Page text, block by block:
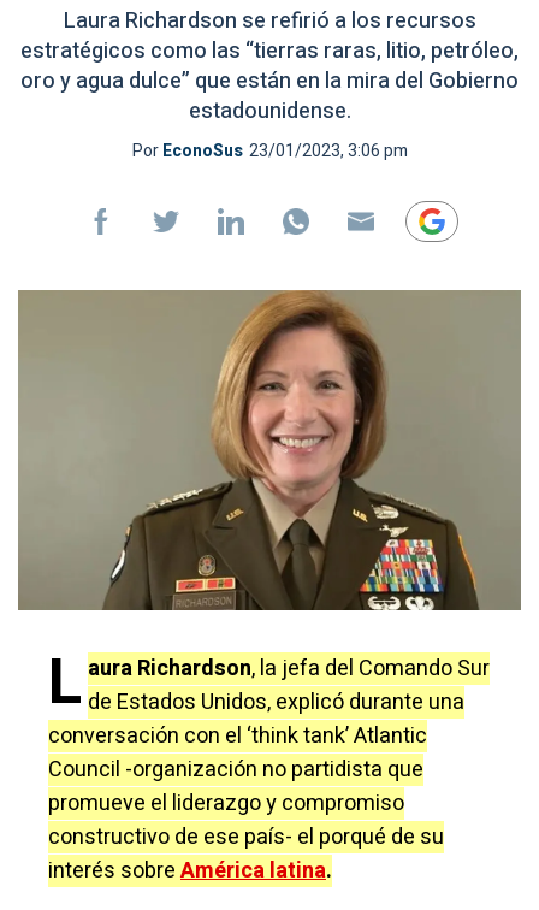
Laura Richardson se refirió a los recursos
estratégicos como las “tierras raras, litio, petróleo,
oro y agua dulce” que están en la mira del Gobierno
estadounidense.
PorEconoSus 23/01/2023, 3:06 pm
L aura Richardson, la jefa del Comando Sur
de Estados Unidos, explicó durante una
conversación con el ‘think tank’ Atlantic
Council -organización no partidista que
promueve el liderazgo y compromiso
constructivo de ese país- el porqué de su
interés sobreAmérica latina.